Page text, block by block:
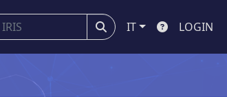
IT LOGIN